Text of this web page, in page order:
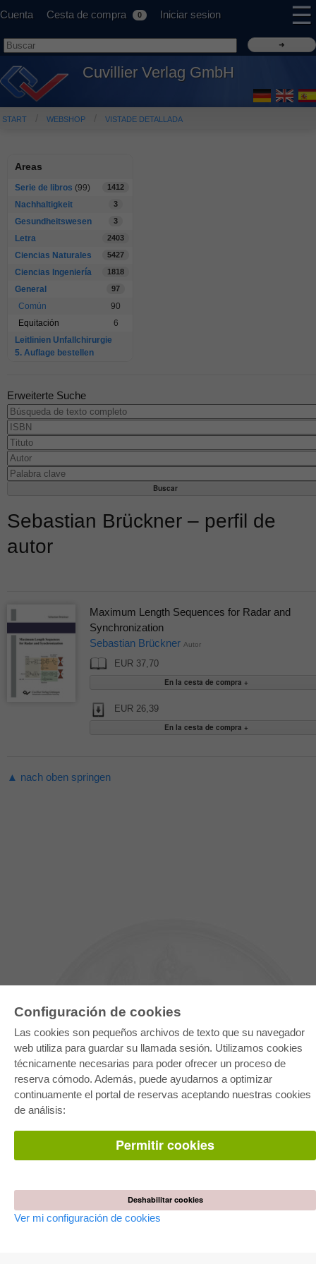
Configuración de cookies
Las cookies son pequeños archivos de texto que su navegador
web utiliza para guardar su llamada sesión. Utilizamos cookies
técnicamente necesarias para poder ofrecer un proceso de
reserva cómodo. Además, puede ayudarnos a optimizar
continuamente el portal de reservas aceptando nuestras cookies
de análisis:
Permitir cookies
Deshabilitar cookies
Ver mi configuración de cookies
Cuenta Cesta de compra 0 Iniciar sesion ☰
Cuvillier Verlag GmbH
START WEBSHOP VISTADE DETALLADA
Areas
Serie de libros (99) 1412
Nachhaltigkeit 3
Gesundheitswesen 3
Letra 2403
Ciencias Naturales 5427
Ciencias Ingeniería 1818
General 97
Común
90
Equitación
6
Leitlinien Unfallchirurgie
5. Auflage bestellen
Erweiterte Suche
Sebastian Brückner – perfil de
autor
Maximum Length Sequences for Radar and
Synchronization
Sebastian Brückner Autor
EUR 37,70
EUR 26,39
▲ nach oben springen
E-COLLECTION
Paquete entero
Paquete de especialidades
Facilitación de E-Books
Preguntas mas frequentes(FAQ)
Condiciones